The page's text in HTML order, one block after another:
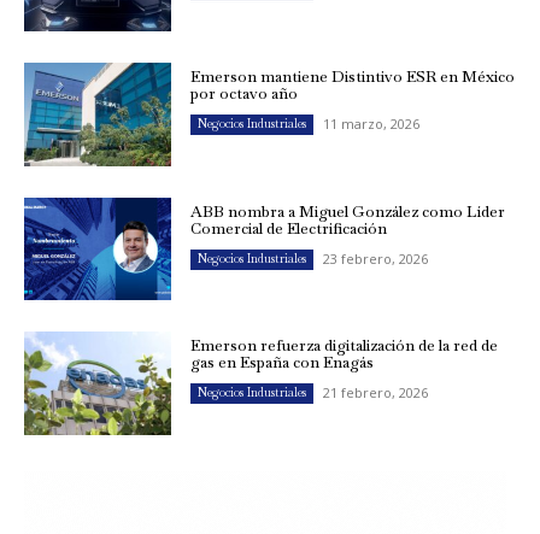
Emerson mantiene Distintivo ESR en México
por octavo año
Negocios Industriales 11 marzo, 2026
ABB nombra a Miguel González como Líder
Comercial de Electrificación
Negocios Industriales 23 febrero, 2026
Emerson refuerza digitalización de la red de
gas en España con Enagás
Negocios Industriales 21 febrero, 2026